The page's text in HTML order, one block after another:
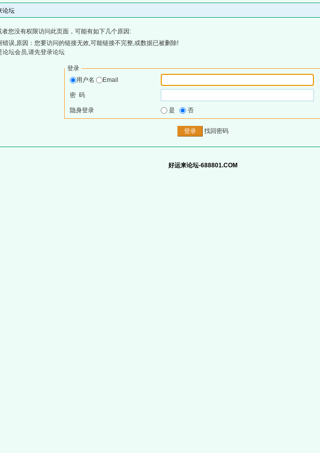
论坛
者您没有权限访问此页面，可能有如下几个原因:
错误,原因：您要访问的链接无效,可能链接不完整,或数据已被删除!
论坛会员,请先登录论坛
登录
用户名
Email
密 码
隐身登录 是 否
找回密码
好运来论坛-688801.COM